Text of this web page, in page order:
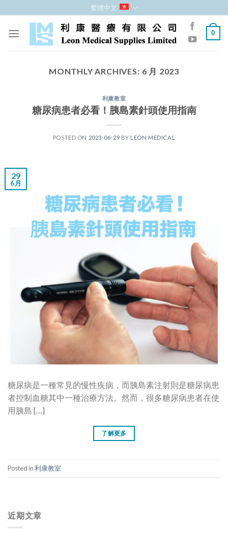
至
繁體中文
0
MONTHLY ARCHIVES: 6 月 2023
利康教室
糖尿病患者必看！胰島素針頭使用指南
POSTED ON 2023-06-29 BY LEON MEDICAL
29
6 月
糖尿病是一種常見的慢性疾病，而胰島素注射則是糖尿病患
者控制血糖其中一種治療方法。然而，很多糖尿病患者在使
用胰島 […]
了解更多
Posted in利康教室
近期文章